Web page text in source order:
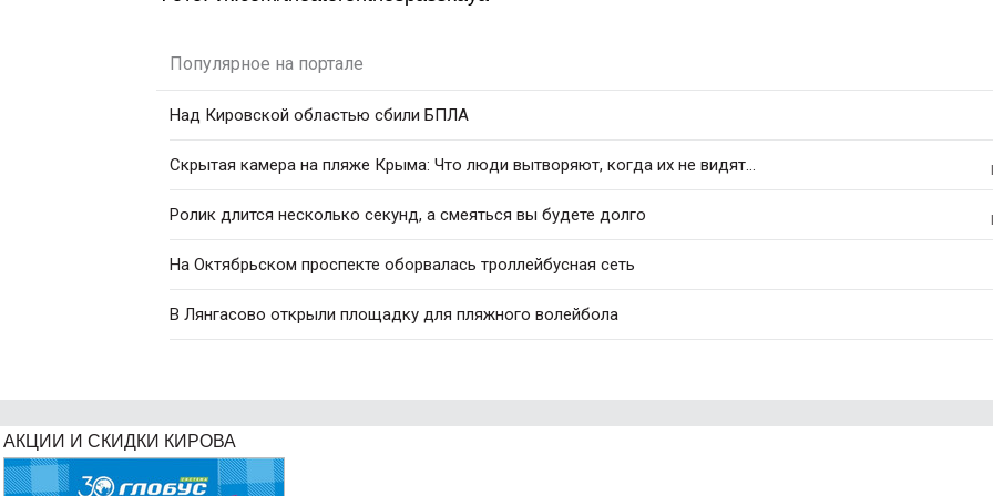
Популярное на портале
Над Кировской областью сбили БПЛА
Скрытая камера на пляже Крыма: Что люди вытворяют, когда их не видят...
Ролик длится несколько секунд, а смеяться вы будете долго
На Октябрьском проспекте оборвалась троллейбусная сеть
В Лянгасово открыли площадку для пляжного волейбола
АКЦИИ И СКИДКИ КИРОВА